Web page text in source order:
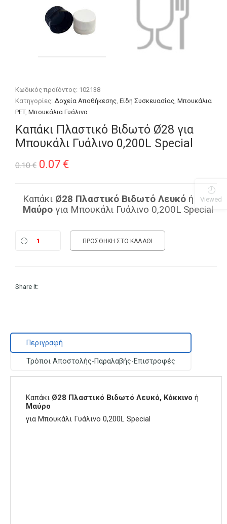
Κωδικός προϊόντος: 102138
Κατηγορίες:Δοχεία Αποθήκεσης,Είδη Συσκευασίας,Μπουκάλια
PET,Μπουκάλια Γυάλινα
Καπάκι Πλαστικό Βιδωτό Ø28 για
Μπουκάλι Γυάλινο 0,200L Special
0.10€ Original
was:
0.10 €.
0.07 €Η
τιμή
είναι:
0.07 €.
Καπάκι Ø28 Πλαστικό Βιδωτό Λευκό ή
Μαύρογια Μπουκάλι Γυάλινο 0,200L Special
ΠΡΟΣΘΉΚΗ ΣΤΟ ΚΑΛΆΘΙ
Share it:
Περιγραφή
Τρόποι Αποστολής-Παραλαβής-Επιστροφές
Καπάκι Ø28 Πλαστικό Βιδωτό Λευκό, Κόκκινο ή
Μαύρο
για Μπουκάλι Γυάλινο 0,200L Special
Viewed